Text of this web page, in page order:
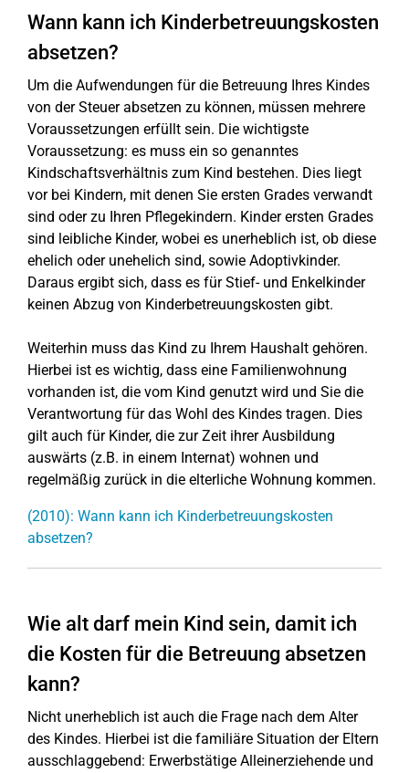
Wann kann ich Kinderbetreuungskosten
absetzen?
Um die Aufwendungen für die Betreuung Ihres Kindes
von der Steuer absetzen zu können, müssen mehrere
Voraussetzungen erfüllt sein. Die wichtigste
Voraussetzung: es muss ein so genanntes
Kindschaftsverhältnis zum Kind bestehen. Dies liegt
vor bei Kindern, mit denen Sie ersten Grades verwandt
sind oder zu Ihren Pflegekindern. Kinder ersten Grades
sind leibliche Kinder, wobei es unerheblich ist, ob diese
ehelich oder unehelich sind, sowie Adoptivkinder.
Daraus ergibt sich, dass es für Stief- und Enkelkinder
keinen Abzug von Kinderbetreuungskosten gibt.
Weiterhin muss das Kind zu Ihrem Haushalt gehören.
Hierbei ist es wichtig, dass eine Familienwohnung
vorhanden ist, die vom Kind genutzt wird und Sie die
Verantwortung für das Wohl des Kindes tragen. Dies
gilt auch für Kinder, die zur Zeit ihrer Ausbildung
auswärts (z.B. in einem Internat) wohnen und
regelmäßig zurück in die elterliche Wohnung kommen.
(2010): Wann kann ich Kinderbetreuungskosten
absetzen?
Wie alt darf mein Kind sein, damit ich
die Kosten für die Betreuung absetzen
kann?
Nicht unerheblich ist auch die Frage nach dem Alter
des Kindes. Hierbei ist die familiäre Situation der Eltern
ausschlaggebend: Erwerbstätige Alleinerziehende und